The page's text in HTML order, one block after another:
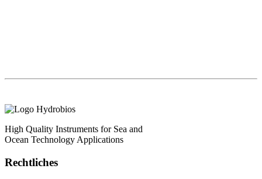
High Quality Instruments for Sea and
Ocean Technology Applications
Rechtliches